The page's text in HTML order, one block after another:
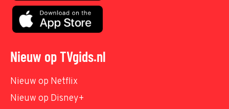
Nieuw op TVgids.nl
Nieuw op Netflix
Nieuw op Disney+